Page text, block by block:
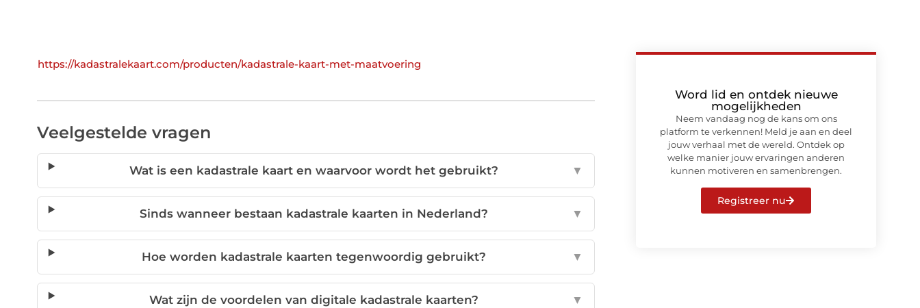
https://kadastralekaart.com/producten/kadastrale-kaart-met-maatvoering
Veelgestelde vragen
Wat is een kadastrale kaart en waarvoor wordt het gebruikt? ▼
Sinds wanneer bestaan kadastrale kaarten in Nederland? ▼
Hoe worden kadastrale kaarten tegenwoordig gebruikt? ▼
Wat zijn de voordelen van digitale kadastrale kaarten? ▼
Word lid en ontdek nieuwe
mogelijkheden
Neem vandaag nog de kans om ons
platform te verkennen! Meld je aan en deel
jouw verhaal met de wereld. Ontdek op
welke manier jouw ervaringen anderen
kunnen motiveren en samenbrengen.
Registreer nu